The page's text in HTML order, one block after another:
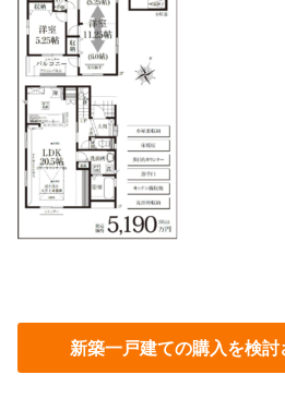
新築一戸建ての購入を検討